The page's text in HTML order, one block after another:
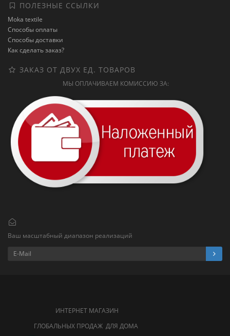
ПОЛЕЗНЫЕ ССЫЛКИ
Moka textile
Способы оплаты
Способы доставки
Как сделать заказ?
ЗАКАЗ ОТ ДВУХ ЕД. ТОВАРОВ
МЫ ОПЛАЧИВАЕМ КОМИССИЮ ЗА:
Ваш масштабный диапазон реализаций
ИНТЕРНЕТ МАГАЗИН
ГЛОБАЛЬНЫХ ПРОДАЖ ДЛЯ ДОМА